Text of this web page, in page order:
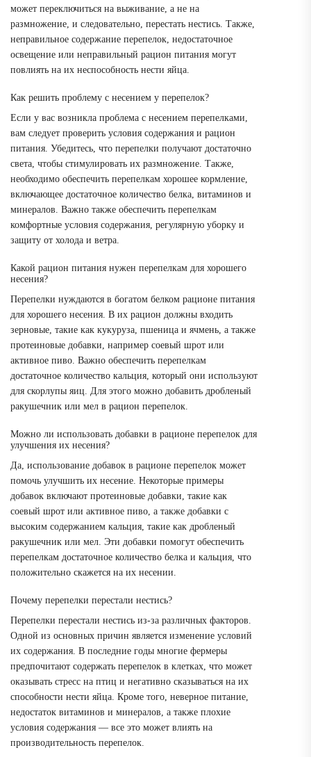
может переключиться на выживание, а не на
размножение, и следовательно, перестать нестись. Также,
неправильное содержание перепелок, недостаточное
освещение или неправильный рацион питания могут
повлиять на их неспособность нести яйца.
Как решить проблему с несением у перепелок?
Если у вас возникла проблема с несением перепелками,
вам следует проверить условия содержания и рацион
питания. Убедитесь, что перепелки получают достаточно
света, чтобы стимулировать их размножение. Также,
необходимо обеспечить перепелкам хорошее кормление,
включающее достаточное количество белка, витаминов и
минералов. Важно также обеспечить перепелкам
комфортные условия содержания, регулярную уборку и
защиту от холода и ветра.
Какой рацион питания нужен перепелкам для хорошего
несения?
Перепелки нуждаются в богатом белком рационе питания
для хорошего несения. В их рацион должны входить
зерновые, такие как кукуруза, пшеница и ячмень, а также
протеиновые добавки, например соевый шрот или
активное пиво. Важно обеспечить перепелкам
достаточное количество кальция, который они используют
для скорлупы яиц. Для этого можно добавить дробленый
ракушечник или мел в рацион перепелок.
Можно ли использовать добавки в рационе перепелок для
улучшения их несения?
Да, использование добавок в рационе перепелок может
помочь улучшить их несение. Некоторые примеры
добавок включают протеиновые добавки, такие как
соевый шрот или активное пиво, а также добавки с
высоким содержанием кальция, такие как дробленый
ракушечник или мел. Эти добавки помогут обеспечить
перепелкам достаточное количество белка и кальция, что
положительно скажется на их несении.
Почему перепелки перестали нестись?
Перепелки перестали нестись из-за различных факторов.
Одной из основных причин является изменение условий
их содержания. В последние годы многие фермеры
предпочитают содержать перепелок в клетках, что может
оказывать стресс на птиц и негативно сказываться на их
способности нести яйца. Кроме того, неверное питание,
недостаток витаминов и минералов, а также плохие
условия содержания — все это может влиять на
производительность перепелок.